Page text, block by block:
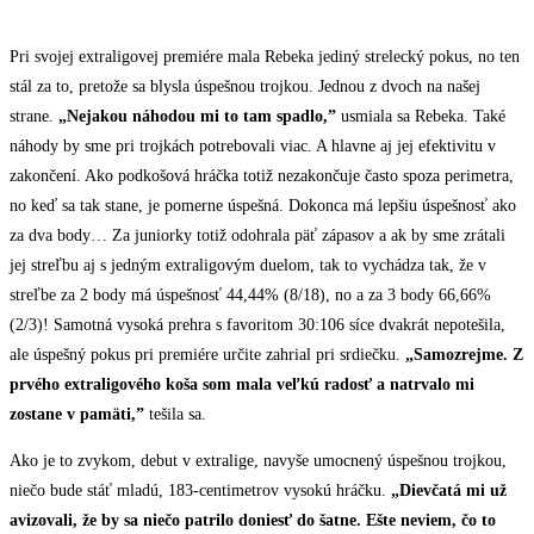
Pri svojej extraligovej premiére mala Rebeka jediný strelecký pokus, no ten
stál za to, pretože sa blysla úspešnou trojkou. Jednou z dvoch na našej
strane. „Nejakou náhodou mi to tam spadlo,” usmiala sa Rebeka. Také
náhody by sme pri trojkách potrebovali viac. A hlavne aj jej efektivitu v
zakončení. Ako podkošová hráčka totiž nezakončuje často spoza perimetra,
no keď sa tak stane, je pomerne úspešná. Dokonca má lepšiu úspešnosť ako
za dva body… Za juniorky totiž odohrala päť zápasov a ak by sme zrátali
jej streľbu aj s jedným extraligovým duelom, tak to vychádza tak, že v
streľbe za 2 body má úspešnosť 44,44% (8/18), no a za 3 body 66,66%
(2/3)! Samotná vysoká prehra s favoritom 30:106 síce dvakrát nepotešila,
ale úspešný pokus pri premiére určite zahrial pri srdiečku. „Samozrejme. Z
prvého extraligového koša som mala veľkú radosť a natrvalo mi
zostane v pamäti,” tešila sa.
Ako je to zvykom, debut v extralige, navyše umocnený úspešnou trojkou,
niečo bude stáť mladú, 183-centimetrov vysokú hráčku. „Dievčatá mi už
avizovali, že by sa niečo patrilo doniesť do šatne. Ešte neviem, čo to